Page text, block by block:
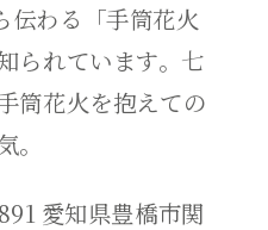
伝わる「手筒花火
られています。七
筒花火を抱えての
愛知県豊橋市関